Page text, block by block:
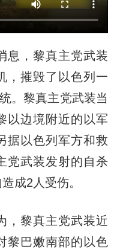
，黎真主党武装
，摧毁了以色列一
。黎真主党武装当
以边境附近的以军
据以色列军方和救
党武装发射的自杀
成2人受伤。
黎真主党武装近
黎巴嫩南部的以色